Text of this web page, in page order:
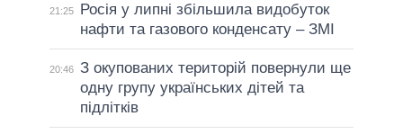
21:25
Росія у липні збільшила видобуток
нафти та газового конденсату – ЗМІ
20:46 З окупованих територій повернули ще
одну групу українських дітей та
підлітків